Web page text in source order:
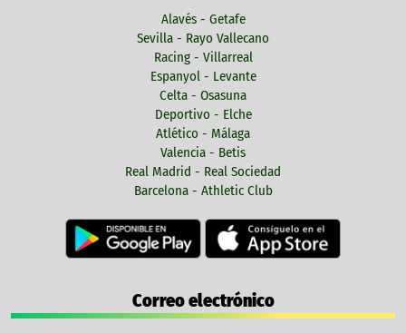
Alavés - Getafe
Sevilla - Rayo Vallecano
Racing - Villarreal
Espanyol - Levante
Celta - Osasuna
Deportivo - Elche
Atlético - Málaga
Valencia - Betis
Real Madrid - Real Sociedad
Barcelona - Athletic Club
Correo electrónico